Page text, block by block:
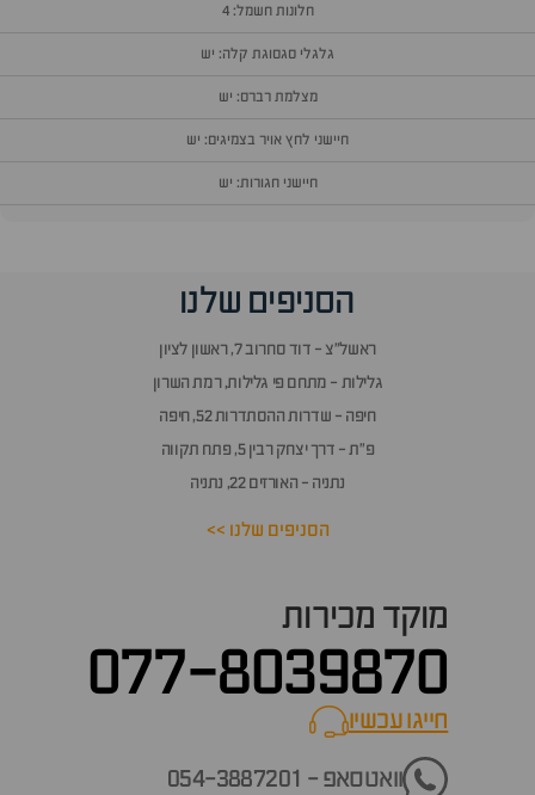
חלונות חשמל: 4
גלגלי סגסוגת קלה: יש
מצלמת רברס: יש
חיישני לחץ אויר בצמיגים: יש
חיישני חגורות: יש
הסניפים שלנו
ראשל״צ - דוד סחרוב 7, ראשון לציון
גלילות - מתחם פי גלילות, רמת השרון
חיפה - שדרות ההסתדרות 52, חיפה
פ״ת - דרך יצחק רבין 5, פתח תקווה
נתניה - האורזים 22, נתניה
הסניפים שלנו >>
מוקד מכירות
077-8039870
חייגו עכשיוcall now
וואטסאפ - 054-3887201